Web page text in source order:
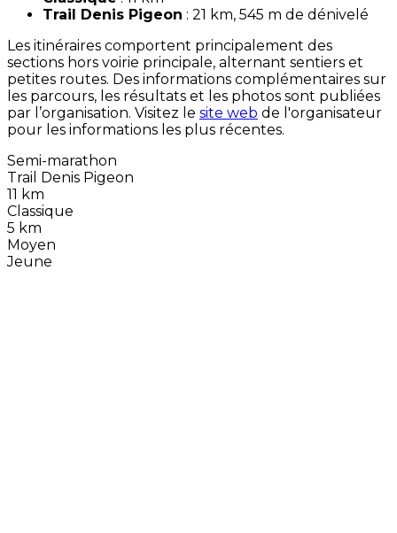
Trail Denis Pigeon : 21 km, 545 m de dénivelé
Les itinéraires comportent principalement des
sections hors voirie principale, alternant sentiers et
petites routes. Des informations complémentaires sur
les parcours, les résultats et les photos sont publiées
par l’organisation. Visitez le site web de l'organisateur
pour les informations les plus récentes.
Semi-marathon
Trail Denis Pigeon
11 km
Classique
5 km
Moyen
Jeune